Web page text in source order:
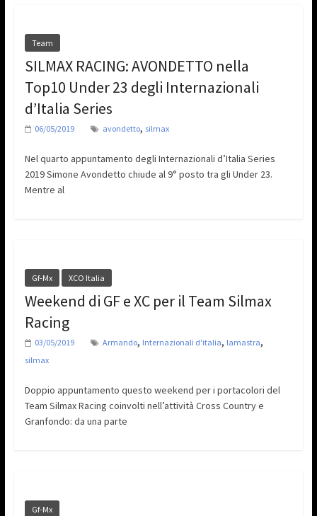
Team
SILMAX RACING: AVONDETTO nella
Top10 Under 23 degli Internazionali
d’Italia Series
06/05/2019 avondetto, silmax
Nel quarto appuntamento degli Internazionali d’Italia Series
2019 Simone Avondetto chiude al 9° posto tra gli Under 23.
Mentre al
Gf-Mx XCO Italia
Weekend di GF e XC per il Team Silmax
Racing
03/05/2019 Armando, Internazionali d'italia, lamastra,
silmax
Doppio appuntamento questo weekend per i portacolori del
Team Silmax Racing coinvolti nell’attività Cross Country e
Granfondo: da una parte
Gf-Mx